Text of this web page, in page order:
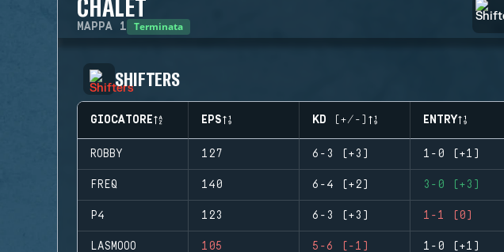
CHALET
MAPPA 1 Terminata
SHIFTERS
GIOCATORE EPS KD (+/-) ENTRY
ROBBY 127 6-3 (+3) 1-0 (+1)
FREQ 140 6-4 (+2) 3-0 (+3)
P4 123 6-3 (+3) 1-1 (0)
LASMOOO 105 5-6 (-1) 1-0 (+1)